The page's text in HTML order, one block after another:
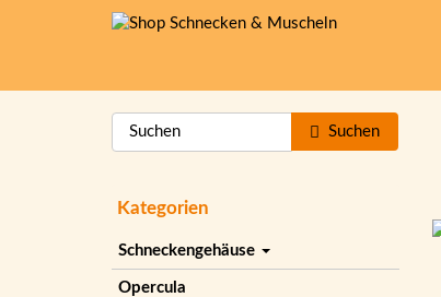
Suchen
Kategorien
Schneckengehäuse
Opercula